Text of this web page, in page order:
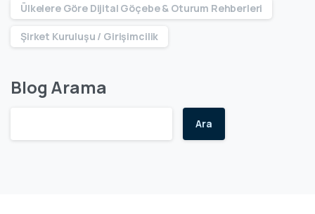
Ülkelere Göre Dijital Göçebe & Oturum Rehberleri
Şirket Kuruluşu / Girişimcilik
Blog Arama
Ara